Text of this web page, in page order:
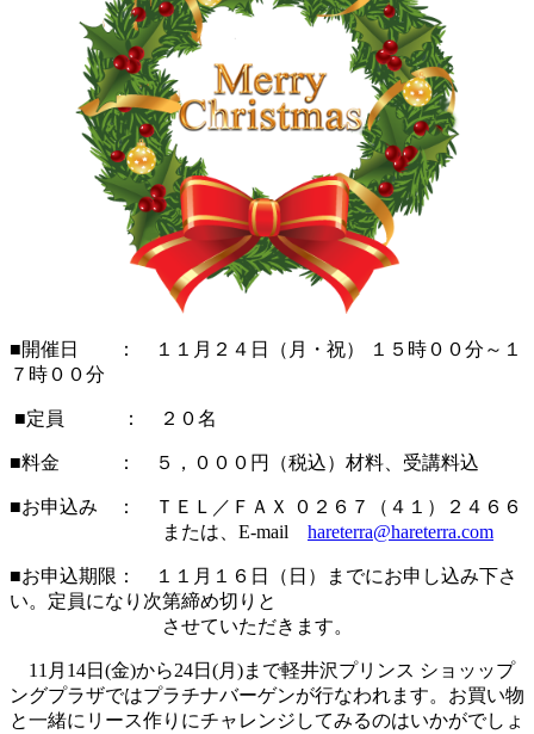
■開催日 ： １１月２４日（月・祝） １５時００分～１
７時００分
■定員 ： ２０名
■料金 ： ５，０００円（税込）材料、受講料込
■お申込み ： ＴＥＬ／ＦＡＸ ０２６７（４１）２４６６
または、E-mail hareterra@hareterra.com
■お申込期限： １１月１６日（日）までにお申し込み下さ
い。定員になり次第締め切りと
させていただきます。
11月14日(金)から24日(月)まで軽井沢プリンス ショッップ
ングプラザではプラチナバーゲンが行なわれます。お買い物
と一緒にリース作りにチャレンジしてみるのはいかがでしょ